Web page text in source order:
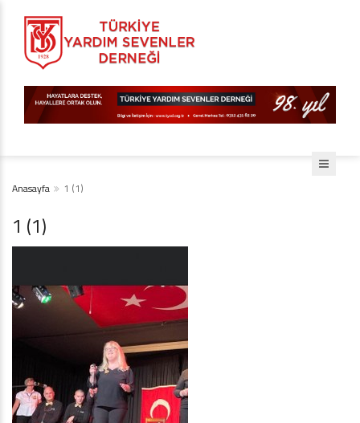
Anasayfa 1 (1)
1 (1)